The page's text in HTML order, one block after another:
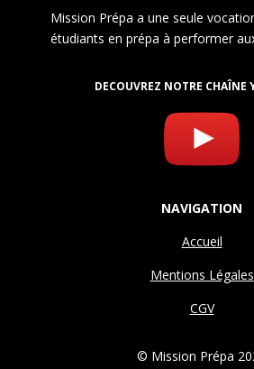
Mission Prépa a une seule
étudiants en prépa à performer
DECOUVREZ NOTRE CHAÎNE
NAVIGATION
Accueil
Mentions Légales
CGV
© Mission Prépa